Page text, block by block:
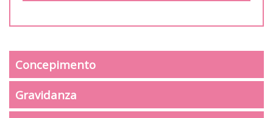
Concepimento
Gravidanza